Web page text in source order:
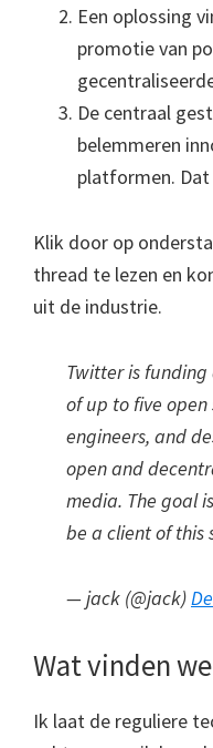
Een oplossing
promotie van
De centraal
belemmeren
platformen.
Klik door op
thread te lezen en
uit de industrie.
Twitter is
of up to five
engineers, and
open and
media. The goal
be a client of this
— jack (@jack)
Wat vinden
Ik laat de reguliere